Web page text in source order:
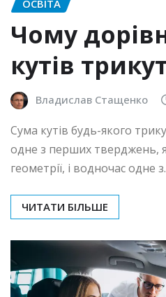
ОСВІТА
Чому
кутів
Владислав Стащенко
Сума кутів будь-якого
одне з перших тверджень,
геометрії, і водночас одне
ЧИТАТИ БІЛЬШЕ